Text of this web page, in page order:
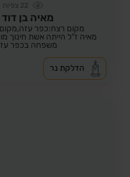
22 צפיות
מאיה בן
מקום רצח:כפר עזה,
מאיה ז"ל הייתה אשת חינוך
משפחה בכפר
הדלקת נר